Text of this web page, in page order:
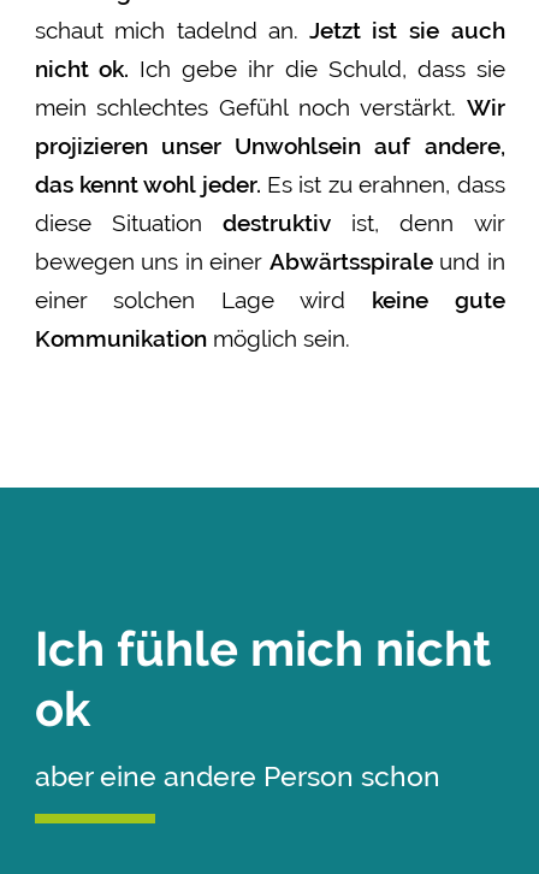
schaut mich tadelnd an. Jetzt ist sie auch
nicht ok. Ich gebe ihr die Schuld, dass sie
mein schlechtes Gefühl noch verstärkt. Wir
projizieren unser Unwohlsein auf andere,
das kennt wohl jeder. Es ist zu erahnen, dass
diese Situation destruktivist, denn wir
bewegen uns in einer Abwärtsspiraleund in
einer solchen Lage wird keine gute
Kommunikationmöglich sein.
Ich fühle mich nicht
ok
aber eine andere Person schon